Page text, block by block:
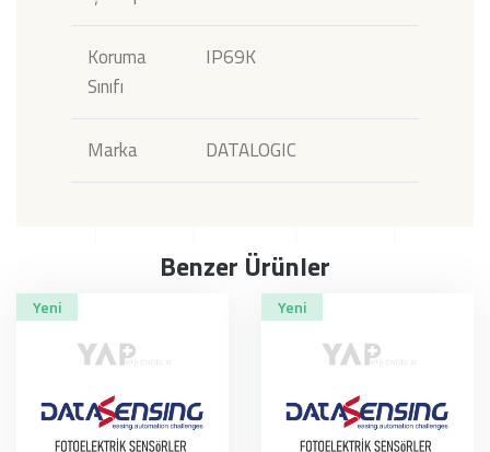
Koruma
Sınıfı
IP69K
Marka DATALOGIC
Benzer Ürünler
Yeni Yeni